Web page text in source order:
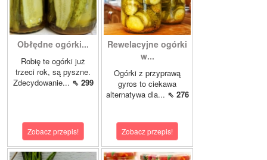
Obłędne ogórki...
Robię te ogórki już
trzeci rok, są pyszne.
Zdecydowanie... ⇖ 299
Zobacz przepis!
Rewelacyjne ogórki
w...
Ogórki z przyprawą
gyros to ciekawa
alternatywa dla... ⇖ 276
Zobacz przepis!